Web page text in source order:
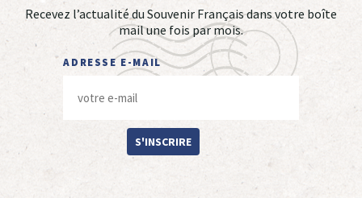
Recevez l’actualité du Souvenir Français dans votre boîte
mail une fois par mois.
ADRESSE E-MAIL
S'INSCRIRE